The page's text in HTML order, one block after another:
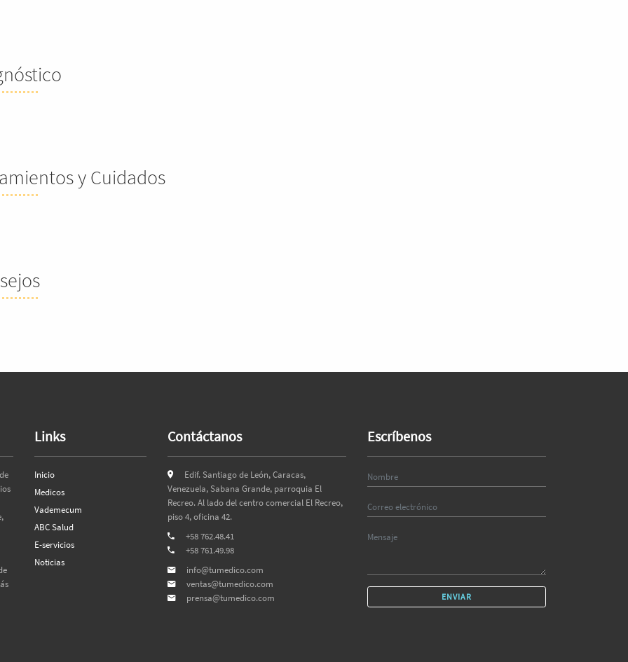
y Cuidados
Links
Inicio
Medicos
Vademecum
ABC Salud
E-servicios
Noticias
Contáctanos
Edif. Santiago de León, Caracas,
Venezuela, Sabana Grande, parroquia El
Recreo. Al lado del centro comercial El Recreo,
piso 4, oficina 42.
+58 762.48.41
+58 761.49.98
info@tumedico.com
ventas@tumedico.com
prensa@tumedico.com
Escríbenos
ENVIAR